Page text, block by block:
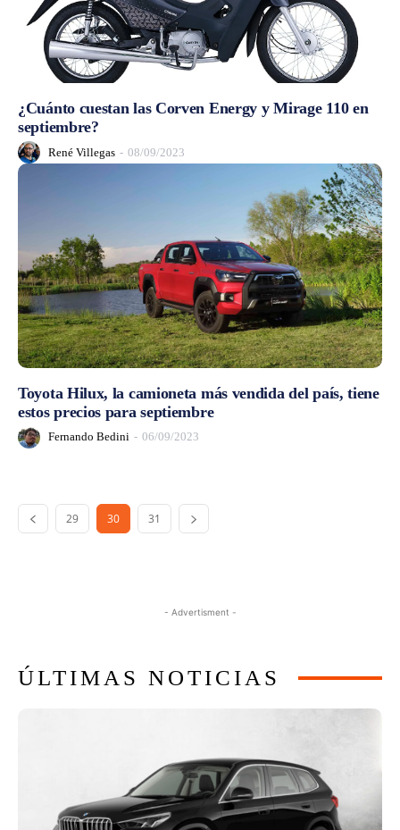
¿Cuánto cuestan las Corven Energy y Mirage 110 en
septiembre?
René Villegas - 08/09/2023
Toyota Hilux, la camioneta más vendida del país, tiene
estos precios para septiembre
Fernando Bedini - 06/09/2023
29 30 31
- Advertisment -
ÚLTIMAS NOTICIAS